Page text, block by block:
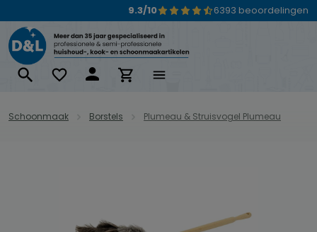
9.3/10 6393 beoordelingen
Schoonmaak Borstels Plumeau & Struisvogel Plumeau